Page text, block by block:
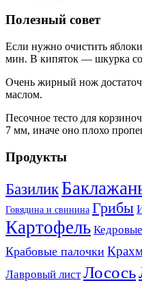
Полезный совет
Если нужно очистить
мин. В кипяток — шкурка
Очень жирный нож
маслом.
Песочное тесто для
7 мм, иначе оно плохо
Продукты
Базилик
Говядина и свинина Грибы
Картофель
Крабовые палочки
Лавровый лист Лосось